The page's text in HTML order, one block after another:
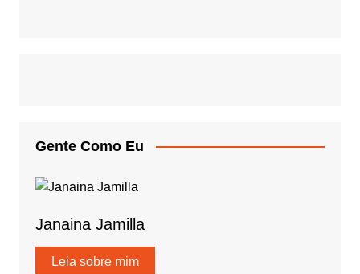
Gente Como Eu
Janaina Jamilla
Leia sobre mim